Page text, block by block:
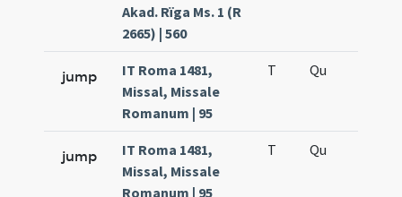
Akad. Rïga Ms. 1 (R
2665) | 560
jump
IT Roma 1481,
Missal, Missale
Romanum | 95
T Qu
jump
IT Roma 1481,
Missal, Missale
Romanum | 95
T Qu